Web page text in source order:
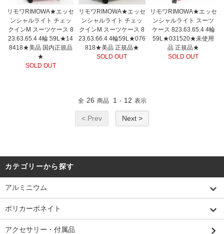
リモワRIMOWA★エッセ
ンシャルライト チェッ
クインM スーツケース 8
23.63.65.4 4輪 59L★14
8418★美品 国内正規品
★
SOLD OUT
リモワRIMOWA★エッセ
ンシャルライト チェッ
クインM スーツケース 8
23.63.66.4 4輪59L★076
818★美品 正規品★
SOLD OUT
リモワRIMOWA★エッセ
ンシャルライト スーツ
ケース 823.63.65.4 4輪
59L★031520★未使用
品 正規品★
SOLD OUT
全 26 商品 1 - 12 表示
< Prev Next >
カテゴリーから探す
アルミニウム
ポリカーボネイト
アクセサリー・付属品